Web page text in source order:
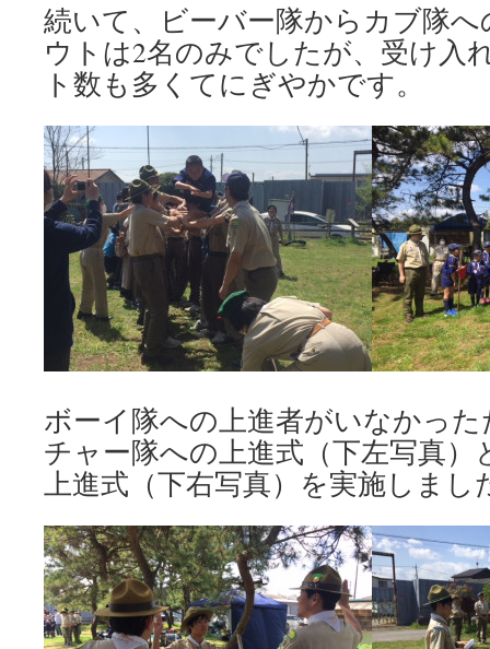
続いて、ビーバー隊からカブ隊
ウトは2名のみでしたが、受け入
ト数も多くてにぎやかです。
ボーイ隊への上進者がいなかっ
チャー隊への上進式（下左写真）
上進式（下右写真）を実施しまし